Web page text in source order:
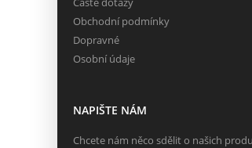
Obchodní podmínky
Dopravné
Osobní údaje
NAPIŠTE NÁM
Chcete nám něco sdělit o našich